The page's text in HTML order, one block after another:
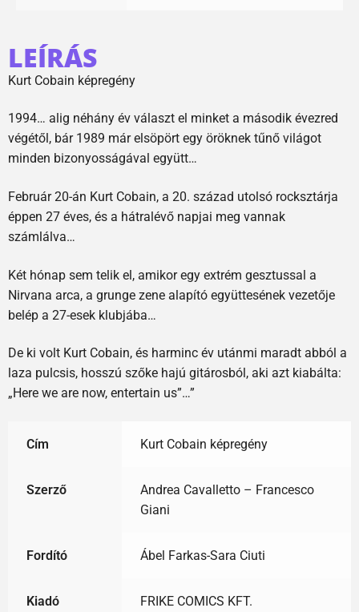
LEÍRÁS
Kurt Cobain képregény
1994… alig néhány év választ el minket a második évezred
végétől, bár 1989 már elsöpört egy öröknek tűnő világot
minden bizonyosságával együtt…
Február 20-án Kurt Cobain, a 20. század utolsó rocksztárja
éppen 27 éves, és a hátralévő napjai meg vannak
számlálva…
Két hónap sem telik el, amikor egy extrém gesztussal a
Nirvana arca, a grunge zene alapító együttesének vezetője
belép a 27-esek klubjába…
De ki volt Kurt Cobain, és harminc év utánmi maradt abból a
laza pulcsis, hosszú szőke hajú gitárosból, aki azt kiabálta:
„Here we are now, entertain us”…”
Cím Kurt Cobain képregény
Szerző
Andrea Cavalletto – Francesco
Giani
Fordító Ábel Farkas-Sara Ciuti
Kiadó FRIKE COMICS KFT.